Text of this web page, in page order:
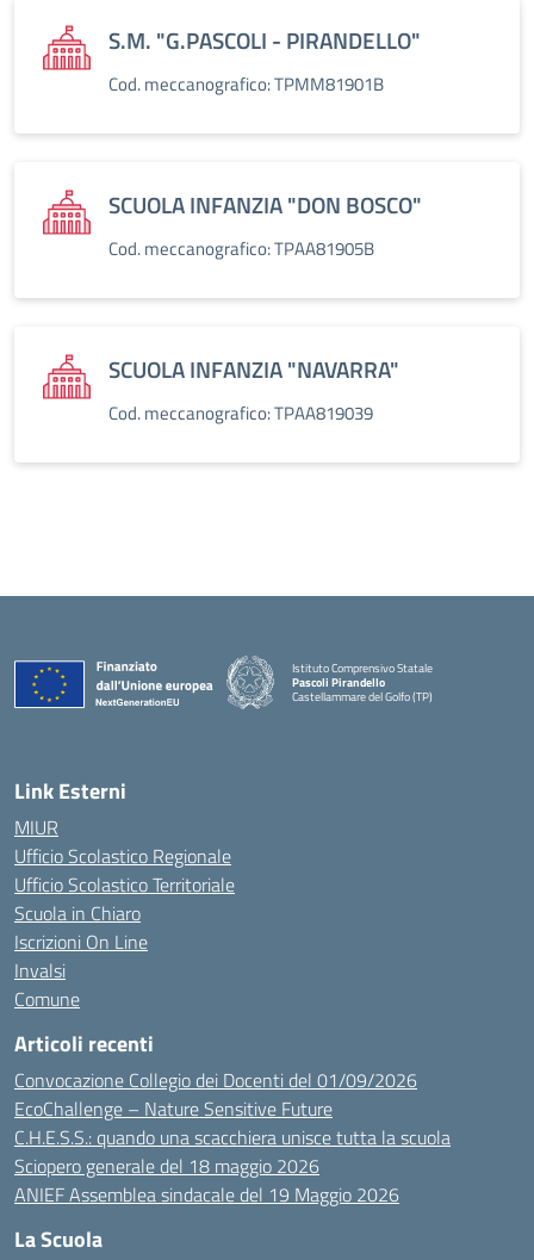
S.M. "G.PASCOLI - PIRANDELLO"
Cod. meccanografico: TPMM81901B
SCUOLA INFANZIA "DON BOSCO"
Cod. meccanografico: TPAA81905B
SCUOLA INFANZIA "NAVARRA"
Cod. meccanografico: TPAA819039
Istituto Comprensivo Statale
Pascoli Pirandello
Castellammare del Golfo (TP)
Link Esterni
MIUR
Ufficio Scolastico Regionale
Ufficio Scolastico Territoriale
Scuola in Chiaro
Iscrizioni On Line
Invalsi
Comune
Articoli recenti
Convocazione Collegio dei Docenti del 01/09/2026
EcoChallenge – Nature Sensitive Future
C.H.E.S.S.: quando una scacchiera unisce tutta la scuola
Sciopero generale del 18 maggio 2026
ANIEF Assemblea sindacale del 19 Maggio 2026
La Scuola